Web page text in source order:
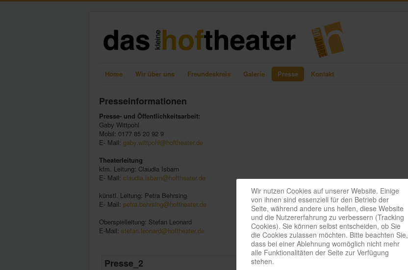
Home Wir über uns Freundeskreis Galerie Presse Kontakt
Presseinformationen
Presse- und Öffentlichkeitsarbeit:
Gaby Wittpohl
Mobil: 0177 85 20 92 9
E- Mail: gaby.wittpohl@hoftheater.de
Theaterleitung
kfm. Leitung: Claudia Isbarn
E- Mail: claudia.isbarn@hoftheater.de
künstl. Leitung: Petra Behrsing
E- Mail: petra.behrsing@hoftheater.de
Oberspielleitung: Stefan Leonard
E-Mail: stefan.leonard@hoftheater.de
Presse_2
Wir nutzen Cookies auf unserer Website. Einige
von ihnen sind essenziell für den Betrieb der
Seite, während andere uns helfen, diese Website
und die Nutzererfahrung zu verbessern (Tracking
Cookies). Sie können selbst entscheiden, ob Sie
die Cookies zulassen möchten. Bitte beachten Sie,
dass bei einer Ablehnung womöglich nicht mehr
alle Funktionalitäten der Seite zur Verfügung
stehen.